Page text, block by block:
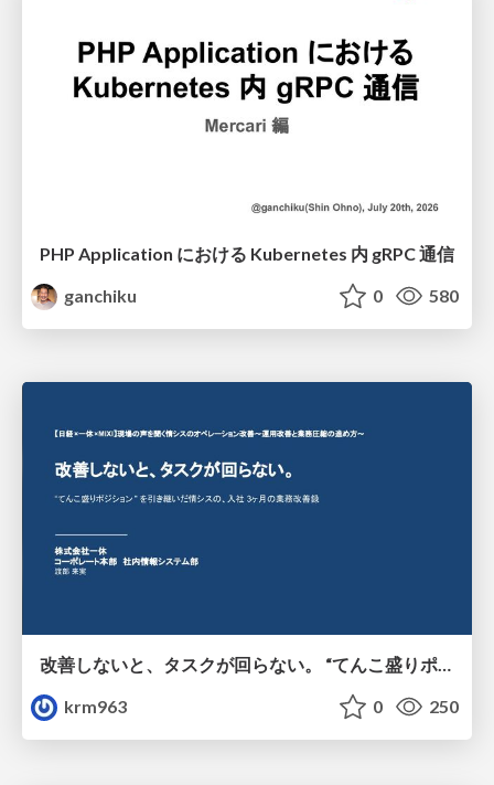
PHP Application における Kubernetes 内 gRPC 通信
ganchiku
0 580
改善しないと、タスクが回らない。 “てんこ盛りポジション” を引き継いだ情シスの、入社3ヶ月の業務改善録
krm963
0 250